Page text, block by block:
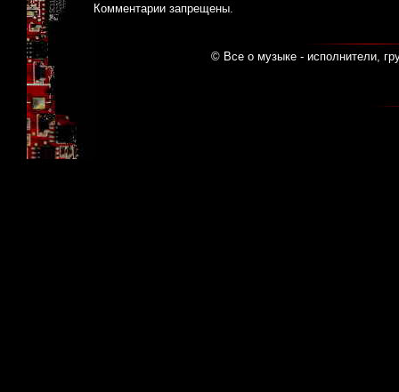
Комментарии запрещены.
© Все о музыке - исполнители,